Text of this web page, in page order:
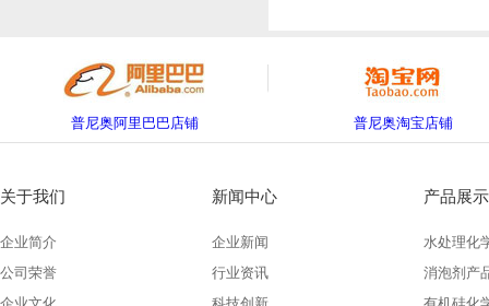
普尼奥阿里巴巴店铺 普尼奥淘宝店铺
关于我们
企业简介
公司荣誉
新闻中心
企业新闻
行业资讯
产品展示
水处理化
消泡剂产